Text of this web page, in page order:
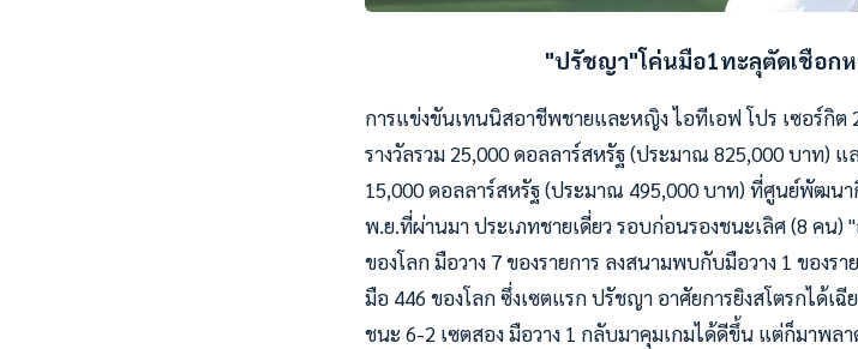
"ปรัชญา"โค่นมือ1ทะลุตัดเชือก
การแข่งขันเทนนิสอาชีพชายและหญิง ไอทีเอฟ โปร เซอร์กิต
รางวัลรวม 25,000 ดอลลาร์สหรัฐ (ประมาณ 825,000 บาท) แ
15,000 ดอลลาร์สหรัฐ (ประมาณ 495,000 บาท) ที่ศูนย์พัฒน
พ.ย.ที่ผ่านมา ประเภทชายเดี่ยว รอบก่อนรองชนะเลิศ (8 คน
ของโลก มือวาง 7 ของรายการ ลงสนามพบกับมือวาง 1 ของร
มือ 446 ของโลก ซึ่งเซตแรก ปรัชญา อาศัยการยิงสโตรกได้เ
ชนะ 6-2 เซตสอง มือวาง 1 กลับมาคุมเกมได้ดีขึ้น แต่ก็มาพล